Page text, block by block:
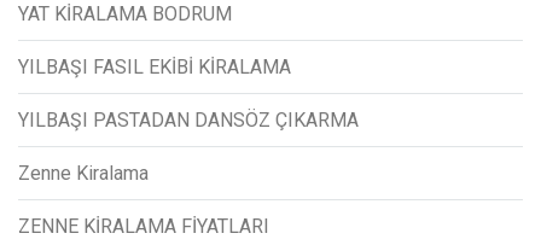
YAT KİRALAMA BODRUM
YILBAŞI FASIL EKİBİ KİRALAMA
YILBAŞI PASTADAN DANSÖZ ÇIKARMA
Zenne Kiralama
ZENNE KİRALAMA FİYATLARI